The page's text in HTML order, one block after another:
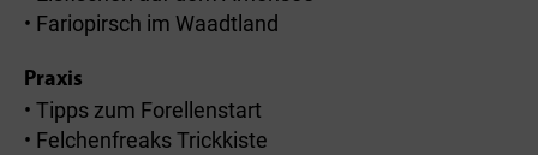
• Fariopirsch im Waadtland
Praxis
• Tipps zum Forellenstart
• Felchenfreaks Trickkiste